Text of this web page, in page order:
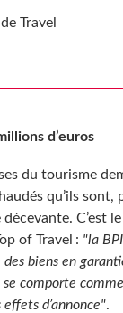
Travel
d’euros
du tourisme
qu’ils sont,
C’est
of Travel : "la
biens en
comporte
effets d’annonce".